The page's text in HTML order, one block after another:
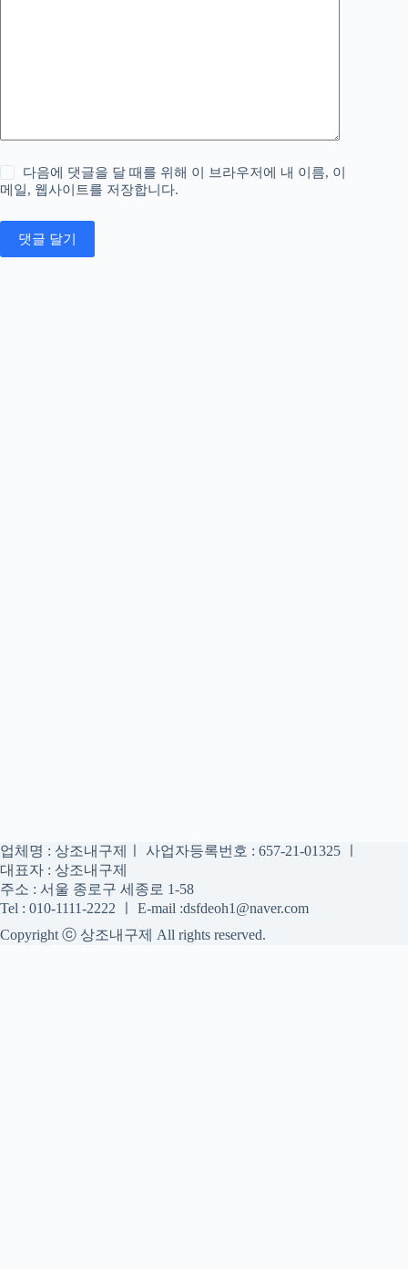
다음에 댓글을 달 때를 위해 이 브라우저에 내 이름, 이
메일, 웹사이트를 저장합니다.
댓글 달기
업체명 : 상조내구제ㅣ 사업자등록번호 : 657-21-01325 ㅣ
대표자 : 상조내구제
주소 : 서울 종로구 세종로 1-58
Tel : 010-1111-2222 ㅣ E-mail :dsfdeoh1@naver.com
Copyright ⓒ 상조내구제 All rights reserved.